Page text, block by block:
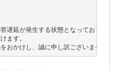
遅延が発生する状態となっておりまし
ます。
おかけし、誠に申し訳ございませんで